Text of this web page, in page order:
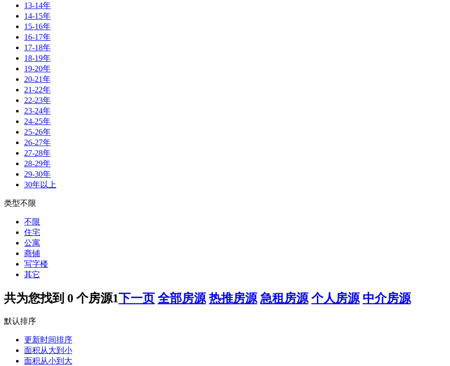
13-14年
14-15年
15-16年
16-17年
17-18年
18-19年
19-20年
20-21年
21-22年
22-23年
23-24年
24-25年
25-26年
26-27年
27-28年
28-29年
29-30年
30年以上
类型不限
不限
住宅
公寓
商铺
写字楼
其它
共为您找到 0 个房源1下一页 全部房源 热推房源 急租房源 个人房源 中介房源
默认排序
更新时间排序
面积从大到小
面积从小到大